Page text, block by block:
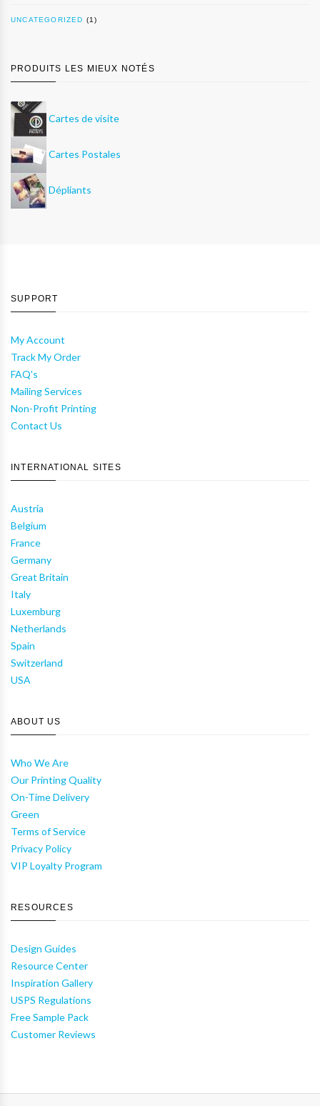
UNCATEGORIZED (1)
PRODUITS LES MIEUX NOTÉS
Cartes de visite
Cartes Postales
Dépliants
SUPPORT
My Account
Track My Order
FAQ's
Mailing Services
Non-Profit Printing
Contact Us
INTERNATIONAL SITES
Austria
Belgium
France
Germany
Great Britain
Italy
Luxemburg
Netherlands
Spain
Switzerland
USA
ABOUT US
Who We Are
Our Printing Quality
On-Time Delivery
Green
Terms of Service
Privacy Policy
VIP Loyalty Program
RESOURCES
Design Guides
Resource Center
Inspiration Gallery
USPS Regulations
Free Sample Pack
Customer Reviews